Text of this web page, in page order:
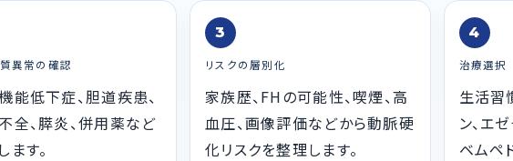
異常の確認
能低下症、胆道疾患、
全、膵炎、併用薬など
ます。
3
リスクの層別化
家族歴、FHの可能性、喫煙、高
血圧、画像評価などから動脈硬
化リスクを整理します。
4
治療選択
生活習
ン、エ
ベムペ